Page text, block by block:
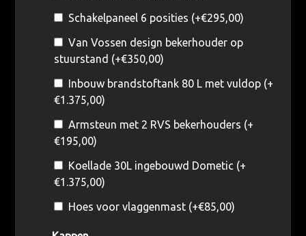
Schakelpaneel 6 posities (+€295,00)
Van Vossen design bekerhouder op
stuurstand (+€350,00)
Inbouw brandstoftank 80 L met vuldop (+
€1.375,00)
Armsteun met 2 RVS bekerhouders (+
€195,00)
Koellade 30L ingebouwd Dometic (+
€1.375,00)
Hoes voor vlaggenmast (+€85,00)